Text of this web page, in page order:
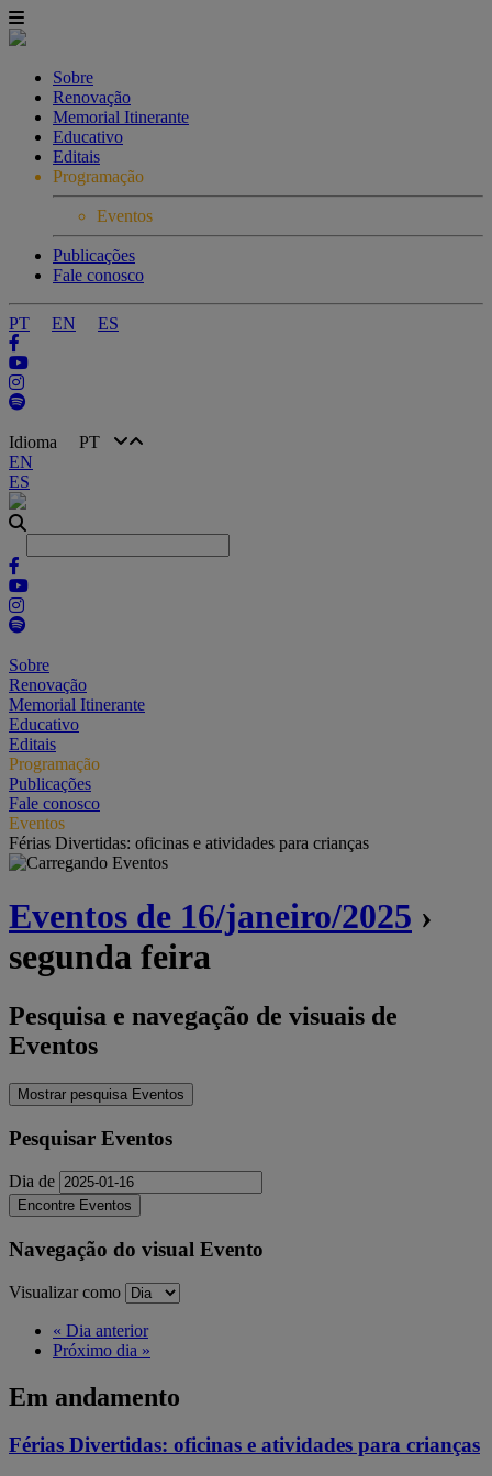
Sobre
Renovação
Memorial Itinerante
Educativo
Editais
Programação
Eventos
Publicações
Fale conosco
PT EN ES
Idioma PT
EN
ES
Sobre
Renovação
Memorial Itinerante
Educativo
Editais
Programação
Publicações
Fale conosco
Eventos
Férias Divertidas: oficinas e atividades para crianças
Eventos de 16/janeiro/2025 ›
segunda feira
Pesquisa e navegação de visuais de
Eventos
Mostrar pesquisa Eventos
Pesquisar Eventos
Dia de
Navegação do visual Evento
Visualizar como
« Dia anterior
Próximo dia »
Em andamento
Férias Divertidas: oficinas e atividades para crianças